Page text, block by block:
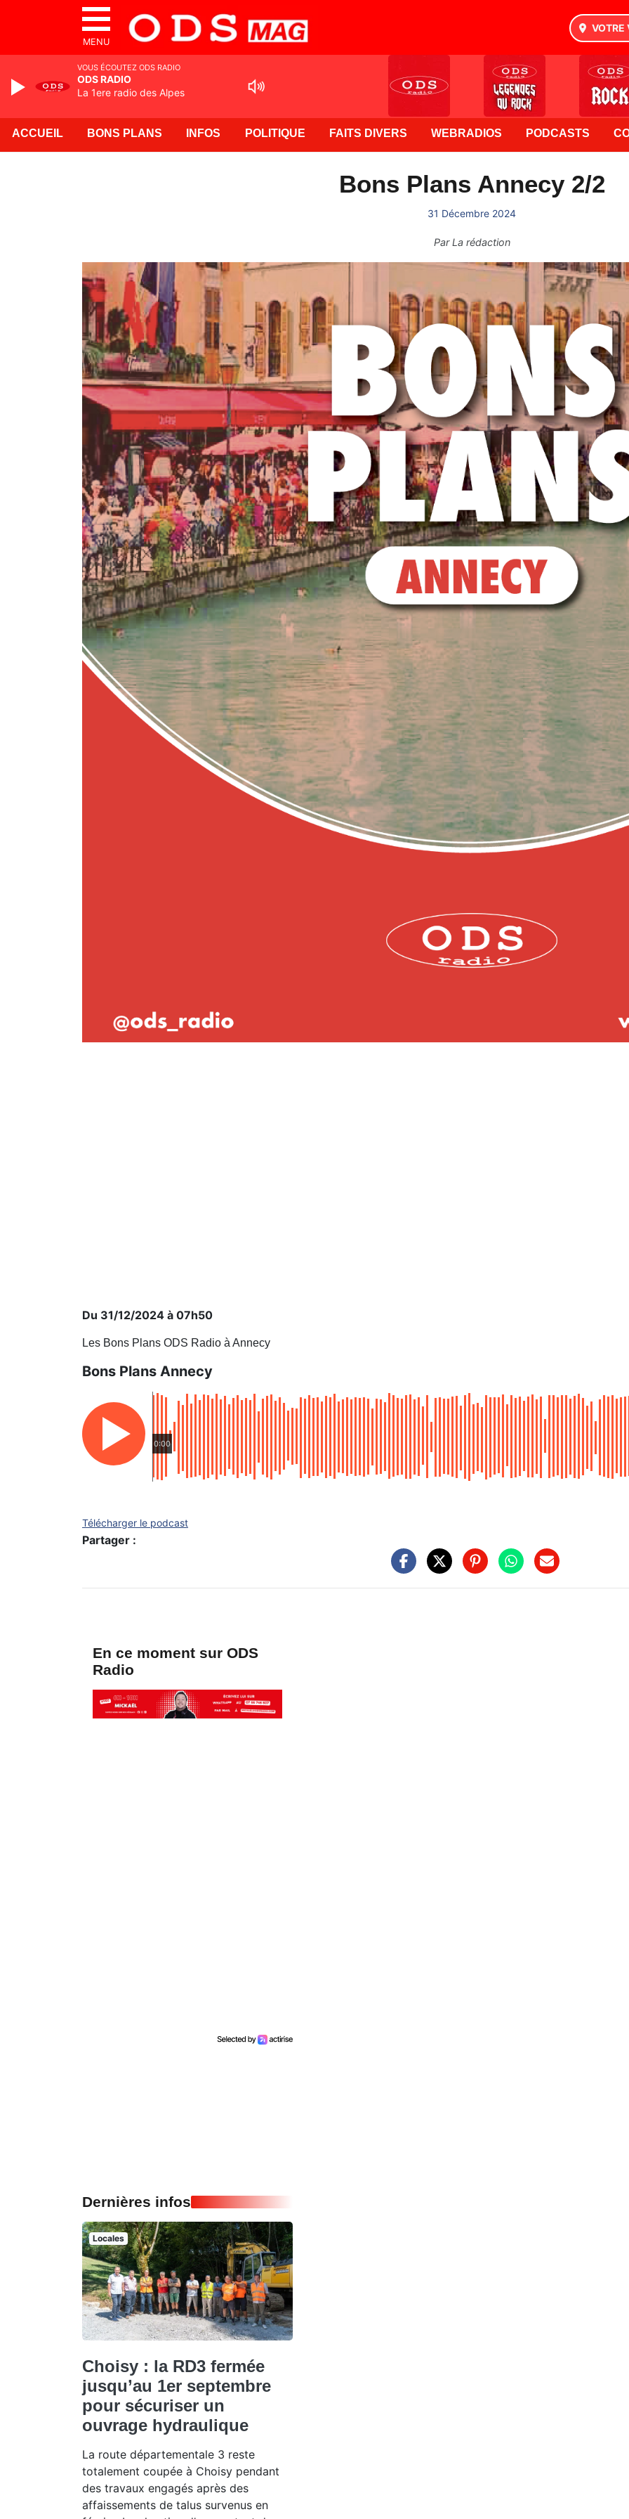
MENU
VOTRE
ACCUEIL BONS PLANS INFOS POLITIQUE FAITS DIVERS WEBRADIOS PODCASTS
Bons Plans Annecy 2/2
31 Décembre 2024
ParLa rédaction
Du 31/12/2024 à 07h50
Les Bons Plans ODS Radio à Annecy
Bons Plans Annecy
0:00
Télécharger le podcast
Partager :
En ce moment sur ODS
Radio
Dernières infos
Locales
Choisy : la RD3 fermée
jusqu’au 1er septembre
pour sécuriser un
ouvrage hydraulique
La route départementale 3 reste
totalement coupée à Choisy pendant
des travaux engagés après des
affaissements de talus survenus en
VOUS ÉCOUTEZ ODS RADIO
ODS RADIO
La 1ere radio des Alpes